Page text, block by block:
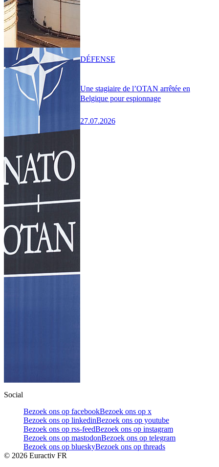
Une stagiaire de l’OTAN arrêtée en
Belgique pour espionnage
27.07.2026
DÉFENSE
Social
Bezoek ons op facebookBezoek ons op x
Bezoek ons op linkedinBezoek ons op youtube
Bezoek ons op rss-feedBezoek ons op instagram
Bezoek ons op mastodonBezoek ons op telegram
Bezoek ons op blueskyBezoek ons op threads
© 2026 Euractiv FR